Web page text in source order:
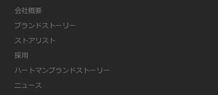
会社概要
ブランドストーリー
ストアリスト
採用
ハートマンブランドストーリー
ニュース